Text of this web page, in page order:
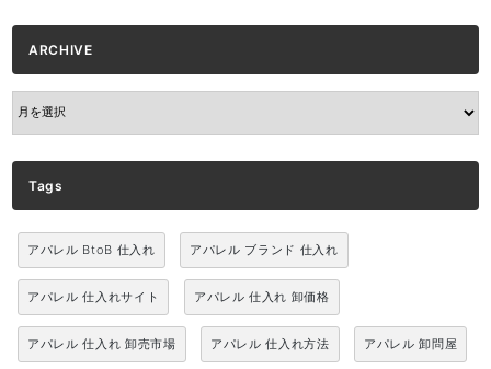
ARCHIVE
ARCHIVE
Tags
アパレル BtoB 仕入れ アパレル ブランド 仕入れ
アパレル 仕入れサイト アパレル 仕入れ 卸価格
アパレル 仕入れ 卸売市場 アパレル 仕入れ方法 アパレル 卸問屋